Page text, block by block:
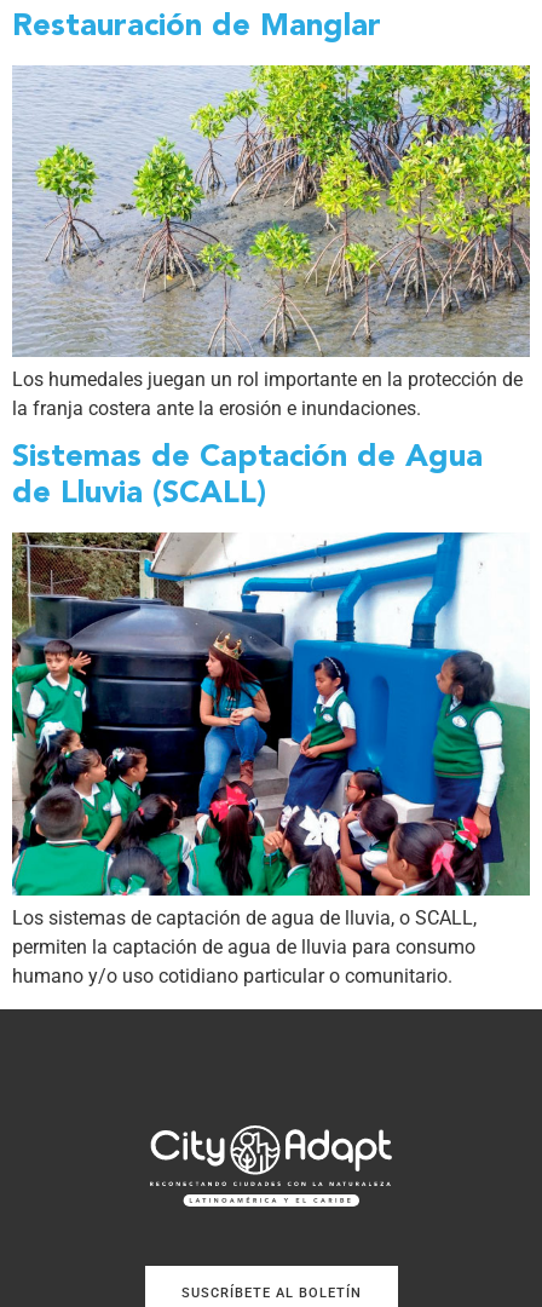
Restauración de Manglar
Los humedales juegan un rol importante en la protección de
la franja costera ante la erosión e inundaciones.
Sistemas de Captación de Agua
de Lluvia (SCALL)
Los sistemas de captación de agua de lluvia, o SCALL,
permiten la captación de agua de lluvia para consumo
humano y/o uso cotidiano particular o comunitario.
SUSCRÍBETE AL BOLETÍN